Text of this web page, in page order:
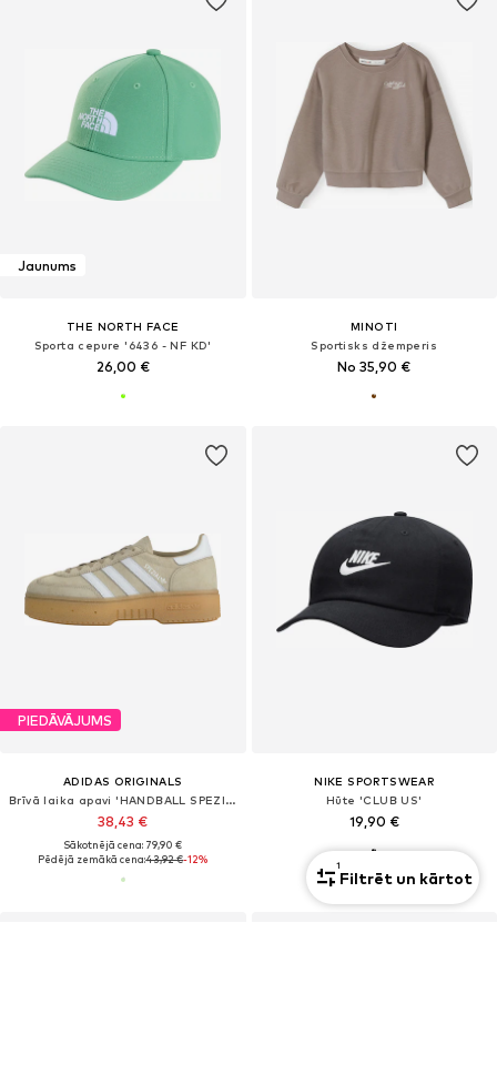
Jaunums
THE NORTH FACE
Sporta cepure '6436 - NF KD'
26,00 €
MINOTI
Sportisks džemperis
No 35,90 €
PIEDĀVĀJUMS
ADIDAS ORIGINALS
Brīvā laika apavi 'HANDBALL SPEZIAL BOLD'
38,43 €
Sākotnējā cena: 79,90 €
Pēdējā zemākā cena:43,92 €-12%
NIKE SPORTSWEAR
Hūte 'CLUB US'
19,90 €
1
Filtrēt un kārtot